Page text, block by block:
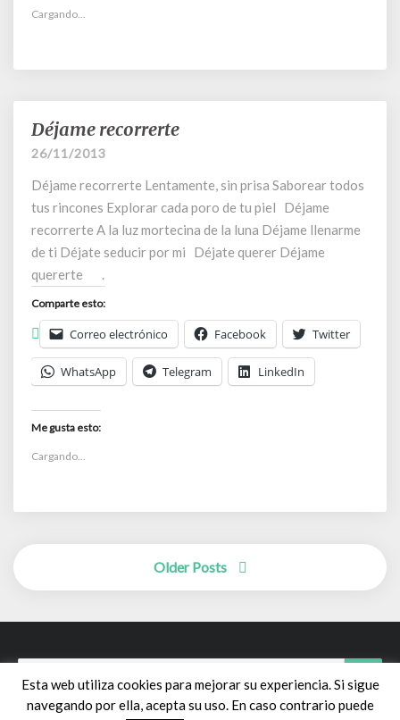
Cargando...
Déjame
recorrerte
Déjame recorrerte
26/11/2013
Déjame recorrerte Lentamente, sin prisa Saborear todos
tus rincones Explorar cada poro de tu piel Déjame
recorrerte A la luz mortecina de la luna Déjame llenarme
de ti Déjate seducir por mi Déjate querer Déjame
quererte .
Comparte esto:
Correo electrónico Facebook Twitter
WhatsApp Telegram LinkedIn
Me gusta esto:
Cargando...
Posts
navigation
Older Posts
Search
for:
Esta web utiliza cookies para mejorar su experiencia. Si sigue
navegando por ella, acepta su uso. En caso contrario puede